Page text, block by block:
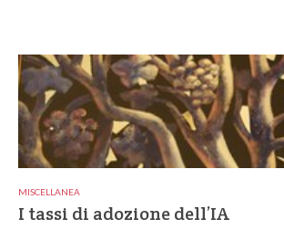
MISCELLANEA
I tassi di adozione dell’IA